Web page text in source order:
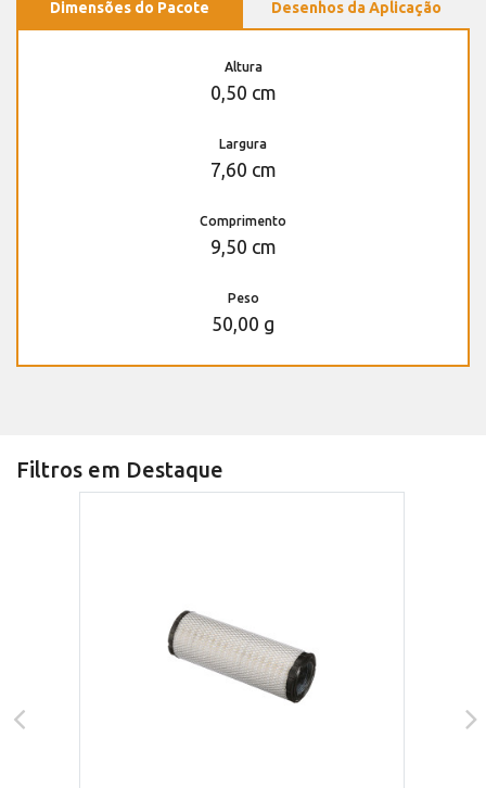
Dimensões do Pacote Desenhos da Aplicação
Altura
0,50 cm
Largura
7,60 cm
Comprimento
9,50 cm
Peso
50,00 g
Filtros em Destaque